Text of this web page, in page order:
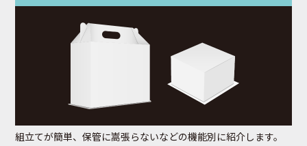
組立てが簡単、保管に嵩張らないなどの機能別に紹介します。